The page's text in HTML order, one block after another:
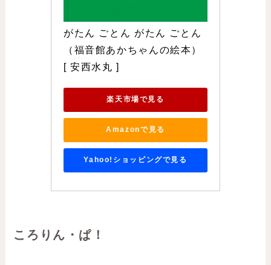
がたん ごとん がたん ごとん
（福音館あかちゃんの絵本）
[ 安西水丸 ]
楽天市場で見る
Amazonで見る
Yahoo!ショッピングで見る
ころりん・ぱ！